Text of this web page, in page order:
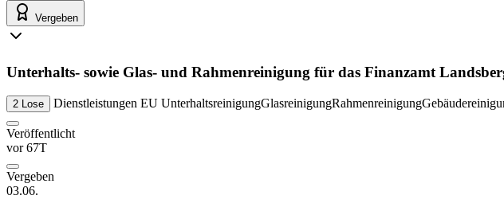
Vergeben
Unterhalts- sowie Glas- und Rahmenreinigung für das Finanzamt
2 Lose Dienstleistungen EU UnterhaltsreinigungGlasreinigungRahmenreinigung
Veröffentlicht
vor 67T
Vergeben
03.06.